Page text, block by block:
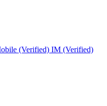
(Verified) IM (Verified)